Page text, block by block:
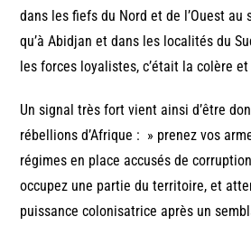
dans les fiefs du Nord et de l’Ouest
qu’à Abidjan et dans les localités du
les forces loyalistes, c’était la colère
Un signal très fort vient ainsi d’être
rébellions d’Afrique : » prenez vos
régimes en place accusés de
occupez une partie du territoire, et
puissance colonisatrice après un